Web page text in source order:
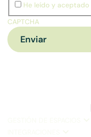
He leído y aceptado
CAPTCHA